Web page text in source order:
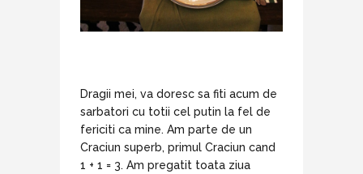
Dragii mei, va doresc sa fiti acum de
sarbatori cu totii cel putin la fel de
fericiti ca mine. Am parte de un
Craciun superb, primul Craciun cand
1 + 1 = 3. Am pregatit toata ziua